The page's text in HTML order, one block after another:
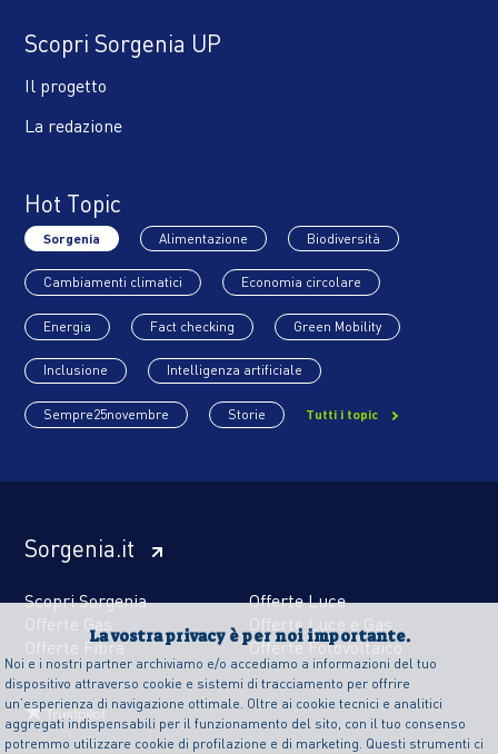
La vostra privacy è per noi importante.
Noi e i nostri partner archiviamo e/o accediamo a informazioni del tuo
dispositivo attraverso cookie e sistemi di tracciamento per offrire
un’esperienza di navigazione ottimale. Oltre ai cookie tecnici e analitici
aggregati indispensabili per il funzionamento del sito, con il tuo consenso
potremmo utilizzare cookie di profilazione e di marketing. Questi strumenti ci
Scopri Sorgenia UP
Il progetto
La redazione
Hot Topic
Sorgenia Alimentazione Biodiversità
Cambiamenti climatici Economia circolare
Energia Fact checking Green Mobility
Inclusione Intelligenza artificiale
Sempre25novembre Storie Tutti i topic
Sorgenia.it
Scopri Sorgenia
Offerte Luce
Offerte Gas
Offerte Luce e Gas
Offerte Fibra
Offerte Fotovoltaico